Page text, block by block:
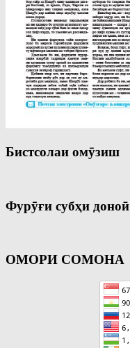
Бистсолаи омӯзиш
Фурӯғи субҳи доноӣ
ОМОРИ СОМОНА